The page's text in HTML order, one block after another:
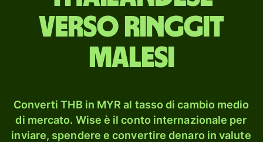
verso ringgit
malesi
Converti THB in MYR al tasso di cambio medio
di mercato. Wise è il conto internazionale per
inviare, spendere e convertire denaro in valute